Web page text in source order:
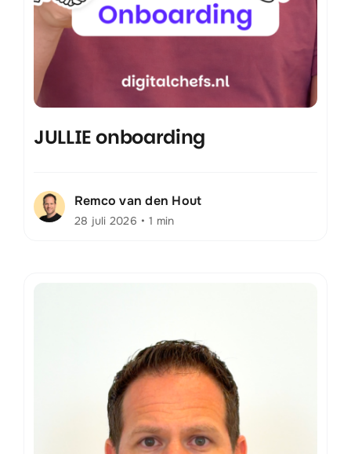
JULLIE onboarding
Remco van den Hout
28 juli 2026 • 1 min